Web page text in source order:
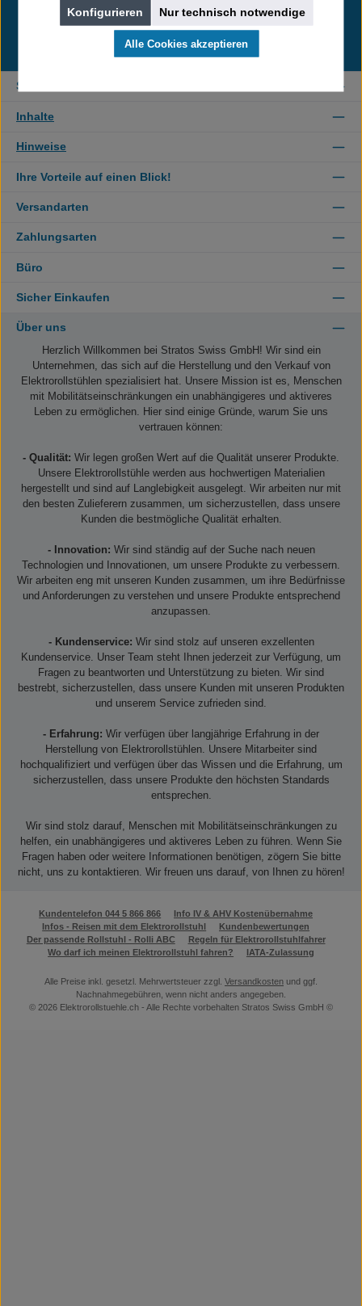
Datenschutz
Datenschutzbestimmungenzur Kenntnis genommen und die
gelesen und bin mit ihnen einverstanden.
Service-Hotline
Inhalte
Hinweise
Ihre Vorteile auf einen Blick!
Versandarten
Zahlungsarten
Büro
Sicher Einkaufen
Über uns
Herzlich Willkommen bei Stratos Swiss GmbH! Wir sind ein
Unternehmen, das sich auf die Herstellung und den Verkauf von
Elektrorollstühlen spezialisiert hat. Unsere Mission ist es, Menschen
mit Mobilitätseinschränkungen ein unabhängigeres und aktiveres
Leben zu ermöglichen. Hier sind einige Gründe, warum Sie uns
vertrauen können:
- Qualität: Wir legen großen Wert auf die Qualität unserer Produkte.
Unsere Elektrorollstühle werden aus hochwertigen Materialien
hergestellt und sind auf Langlebigkeit ausgelegt. Wir arbeiten nur mit
den besten Zulieferern zusammen, um sicherzustellen, dass unsere
Kunden die bestmögliche Qualität erhalten.
- Innovation: Wir sind ständig auf der Suche nach neuen
Technologien und Innovationen, um unsere Produkte zu verbessern.
Wir arbeiten eng mit unseren Kunden zusammen, um ihre Bedürfnisse
und Anforderungen zu verstehen und unsere Produkte entsprechend
anzupassen.
- Kundenservice: Wir sind stolz auf unseren exzellenten
Kundenservice. Unser Team steht Ihnen jederzeit zur Verfügung, um
Fragen zu beantworten und Unterstützung zu bieten. Wir sind
bestrebt, sicherzustellen, dass unsere Kunden mit unseren Produkten
und unserem Service zufrieden sind.
- Erfahrung: Wir verfügen über langjährige Erfahrung in der
Herstellung von Elektrorollstühlen. Unsere Mitarbeiter sind
hochqualifiziert und verfügen über das Wissen und die Erfahrung, um
sicherzustellen, dass unsere Produkte den höchsten Standards
entsprechen.
Wir sind stolz darauf, Menschen mit Mobilitätseinschränkungen zu
helfen, ein unabhängigeres und aktiveres Leben zu führen. Wenn Sie
Fragen haben oder weitere Informationen benötigen, zögern Sie bitte
nicht, uns zu kontaktieren. Wir freuen uns darauf, von Ihnen zu hören!
Kundentelefon 044 5 866 866
Info IV & AHV Kostenübernahme
Infos - Reisen mit dem Elektrorollstuhl
Kundenbewertungen
Der passende Rollstuhl - Rolli ABC
Regeln für Elektrorollstuhlfahrer
Wo darf ich meinen Elektrorollstuhl fahren?
IATA-Zulassung
Alle Preise inkl. gesetzl. Mehrwertsteuer zzgl. Versandkosten und ggf.
Nachnahmegebühren, wenn nicht anders angegeben.
© 2026 Elektrorollstuehle.ch - Alle Rechte vorbehalten Stratos Swiss GmbH ©
Nur technisch notwendige
Konfigurieren
Alle Cookies akzeptieren